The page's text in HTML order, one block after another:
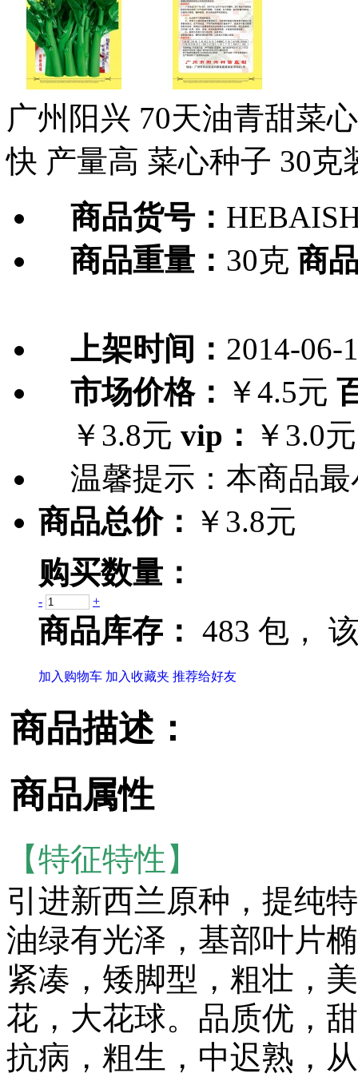
广州阳兴 70天油青甜菜
快 产量高 菜心种子 30克
商品货号：
商品重量： 30克 商
上架时间： 2014-06-
市场价格： ￥4.5元
￥3.8元 vip： ￥3.0元
温馨提示： 本商品
商品总价： ￥3.8元
购买数量：
- +
商品库存： 483 包，
加入购物车 加入收藏夹 推荐给好友
商品描述：
商品属性
【特征特性】
引进新西兰原种，提纯
油绿有光泽，基部叶片
紧凑，矮脚型，粗壮，
花，大花球。品质优，
抗病，粗生，中迟熟，